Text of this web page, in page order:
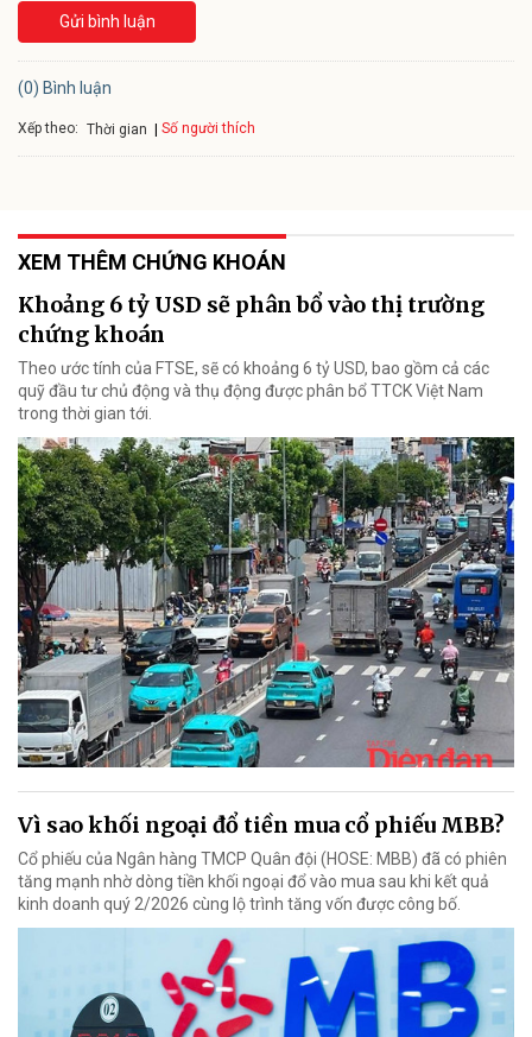
Gửi bình luận
(0) Bình luận
Xếp theo: Thời gian Số người thích
XEM THÊM CHỨNG KHOÁN
Khoảng 6 tỷ USD sẽ phân bổ vào thị trường
chứng khoán
Theo ước tính của FTSE, sẽ có khoảng 6 tỷ USD, bao gồm cả các
quỹ đầu tư chủ động và thụ động được phân bổ TTCK Việt Nam
trong thời gian tới.
Vì sao khối ngoại đổ tiền mua cổ phiếu MBB?
Cổ phiếu của Ngân hàng TMCP Quân đội (HOSE: MBB) đã có phiên
tăng mạnh nhờ dòng tiền khối ngoại đổ vào mua sau khi kết quả
kinh doanh quý 2/2026 cùng lộ trình tăng vốn được công bố.